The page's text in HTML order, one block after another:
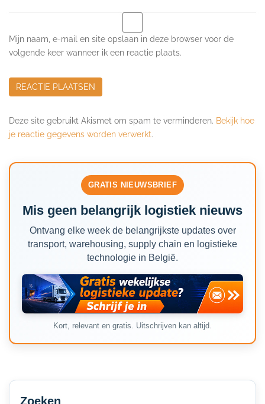
Mijn naam, e-mail en site opslaan in deze browser voor de
volgende keer wanneer ik een reactie plaats.
Deze site gebruikt Akismet om spam te verminderen. Bekijk hoe
je reactie gegevens worden verwerkt.
GRATIS NIEUWSBRIEF
Mis geen belangrijk logistiek nieuws
Ontvang elke week de belangrijkste updates over
transport, warehousing, supply chain en logistieke
technologie in België.
Kort, relevant en gratis. Uitschrijven kan altijd.
Secondary
Sidebar
Zoeken